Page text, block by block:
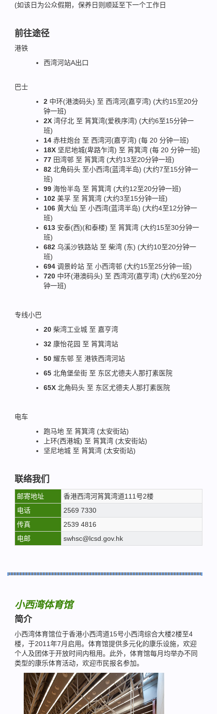
(如该日为公众假期，保养日则顺延至下一个工作日
前往途径
港铁
西湾河站A出口
巴士
2 中环(港澳码头) 至 西湾河(嘉亨湾) (大约15至20分
钟一班)
2X 湾仔北 至 筲箕湾(爱秩序湾) (大约6至15分钟一
班)
14 赤柱炮台 至 西湾河(嘉亨湾) (每 20 分钟一班)
18X 坚尼地城(卑路乍湾) 至 筲箕湾 (每 20 分钟一班)
77 田湾邨 至 筲箕湾 (大约13至20分钟一班)
82 北角码头 至小西湾(蓝湾半岛) (大约7至15分钟一
班)
99 海怡半岛 至 筲箕湾 (大约12至20分钟一班)
102 美孚 至 筲箕湾 (大约3至15分钟一班)
106 黄大仙 至 小西湾(蓝湾半岛) (大约4至12分钟一
班)
613 安泰(西)(和泰楼) 至 筲箕湾 (大约15至30分钟一
班)
682 乌溪沙铁路站 至 柴湾 (东) (大约10至20分钟一
班)
694 调景岭站 至 小西湾邨 (大约15至25分钟一班)
720 中环(港澳码头) 至 西湾河(嘉亨湾) (大约6至20分
钟一班)
专线小巴
20 柴湾工业城 至 嘉亨湾
32 康怡花园 至 筲箕湾站
50 耀东邨 至 港铁西湾河站
65 北角堡垒街 至 东区尤德夫人那打素医院
65X 北角码头 至 东区尤德夫人那打素医院
电车
跑马地 至 筲箕湾 (太安街站)
上环(西港城) 至 筲箕湾 (太安街站)
坚尼地城 至 筲箕湾 (太安街站)
联络我们
邮寄地址
香港西湾河筲箕湾道111号2楼
电话
2569 7330
传真
2539 4816
电邮
swhsc@lcsd.gov.hk
小西湾体育馆
简介
小西湾体育馆位于香港小西湾道15号小西湾综合大楼2楼至4
楼，于2011年7月启用。体育馆提供多元化的康乐设施，欢迎
个人及团体于开放时间内租用。此外，体育馆每月均举办不同
类型的康乐体育活动，欢迎市民报名参加。